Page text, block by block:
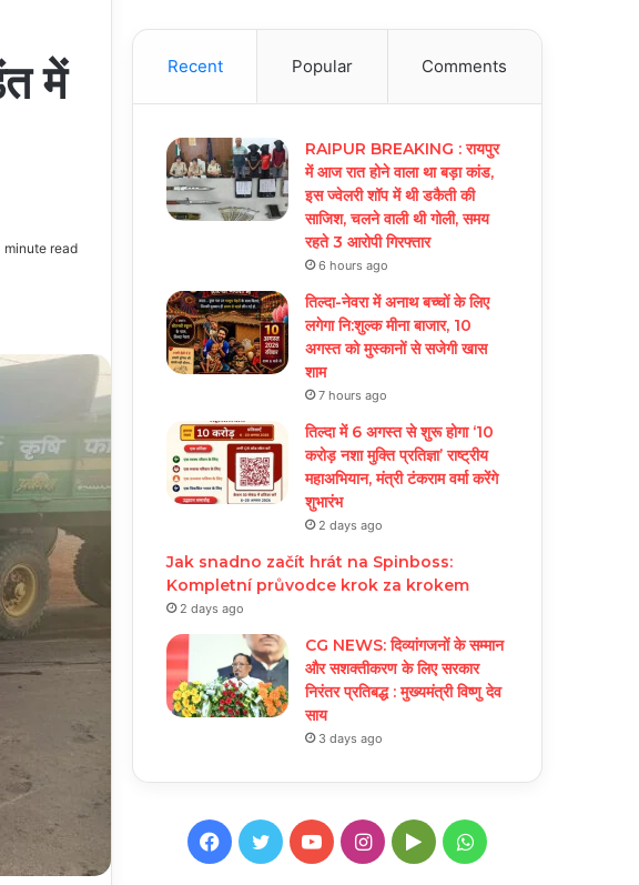
में
minute read
Recent Popular Comments
RAIPUR BREAKING : रायपुर
में आज रात होने वाला था बड़ा कांड,
इस ज्वेलरी शॉप में थी डकैती की
साजिश, चलने वाली थी गोली, समय
रहते 3 आरोपी गिरफ्तार
6 hours ago
तिल्दा-नेवरा में अनाथ बच्चों के लिए
लगेगा नि:शुल्क मीना बाजार, 10
अगस्त को मुस्कानों से सजेगी खास
शाम
7 hours ago
तिल्दा में 6 अगस्त से शुरू होगा ‘10
करोड़ नशा मुक्ति प्रतिज्ञा’ राष्ट्रीय
महाअभियान, मंत्री टंकराम वर्मा करेंगे
शुभारंभ
2 days ago
Jak snadno začít hrát na Spinboss:
Kompletní průvodce krok za krokem
2 days ago
CG NEWS: दिव्यांगजनों के सम्मान
और सशक्तीकरण के लिए सरकार
निरंतर प्रतिबद्ध : मुख्यमंत्री विष्णु देव
साय
3 days ago
Facebook
TwitterYouTubeInstagram
GoogleWhatsApp